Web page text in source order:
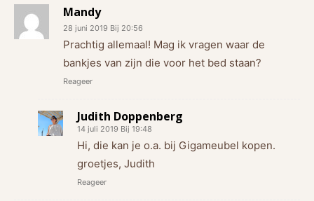
Mandy
28 juni 2019 Bij 20:56
Prachtig allemaal! Mag ik vragen waar de
bankjes van zijn die voor het bed staan?
Reageer
Judith Doppenberg
14 juli 2019 Bij 19:48
Hi, die kan je o.a. bij Gigameubel kopen.
groetjes, Judith
Reageer